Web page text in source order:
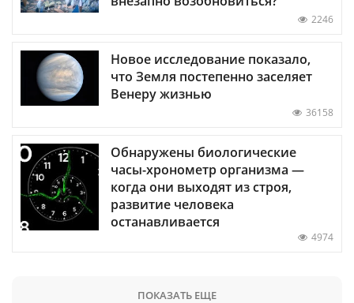
2246
Новое исследование показало,
что Земля постепенно заселяет
Венеру жизнью
36158
Обнаружены биологические
часы-хронометр организма —
когда они выходят из строя,
развитие человека
останавливается
4974
ПОКАЗАТЬ ЕЩЕ